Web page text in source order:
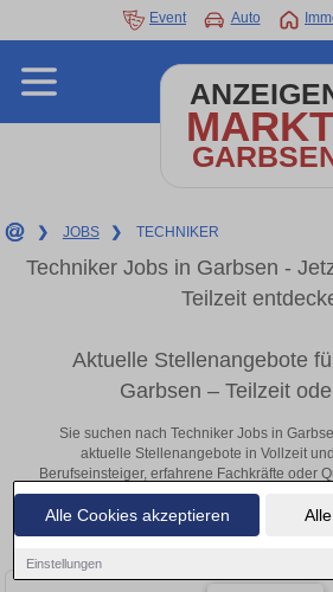
Alle Cookies akzeptieren
Einstellungen
Event Auto
❯ JOBS ❯ TECHNIKER
Techniker Jobs in Garbsen -
Teilzeit
Aktuelle Stellenangebote
Garbsen – Teilzeit
Sie suchen nach Techniker Jobs in
aktuelle Stellenangebote in Vollzeit
Berufseinsteiger, erfahrene Fachkräfte oder
Büro, vor Ort oder remote: Entdecken Sie
Region und bewerben Sie sich direkt auf
Garbsen!